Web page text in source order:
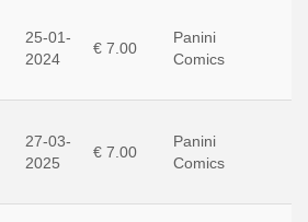
25-01-
2024
€ 7.00
Panini
Comics
27-03-
2025
€ 7.00
Panini
Comics